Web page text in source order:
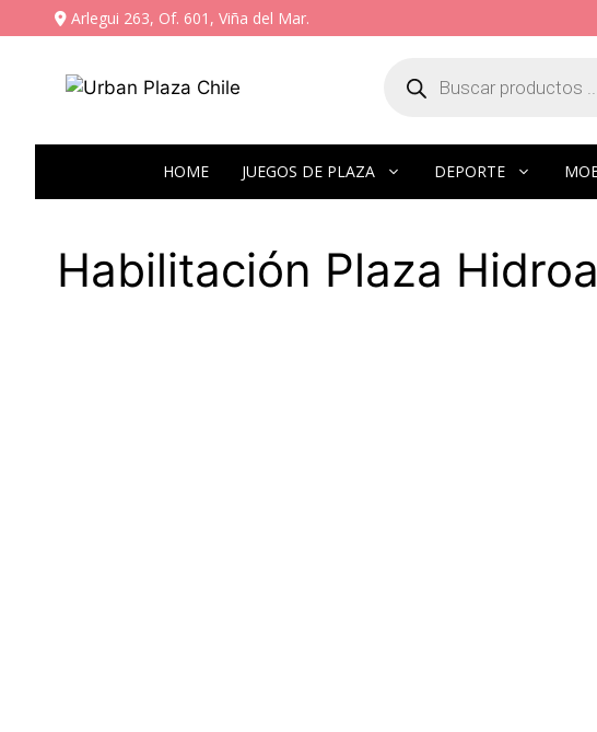
Arlegui 263, Of. 601, Viña del Mar.
HOME JUEGOS DE PLAZA DEPORTE
Habilitación Plaza